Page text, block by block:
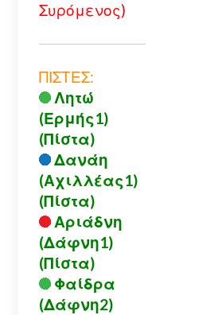
Συρόμενος)
ΠΙΣΤΕΣ:
Λητώ
(Ερμής1)
(Πίστα)
Δανάη
(Αχιλλέας1)
(Πίστα)
Αριάδνη
(Δάφνη1)
(Πίστα)
Φαίδρα
(Δάφνη2)